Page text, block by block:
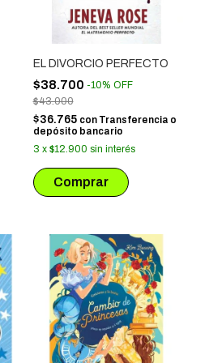
EL DIVORCIO PERFECTO
$38.700 -10% OFF
$43.000
$36.765 con Transferencia o
depósito bancario
3 x $12.900 sin interés